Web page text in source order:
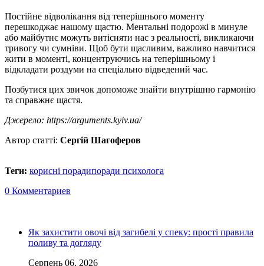
Постійне відволікання від теперішнього моменту
перешкоджає нашому щастю. Ментальні подорожі в минуле
або майбутнє можуть витісняти нас з реальності, викликаючи
тривогу чи сумніви. Щоб бути щасливим, важливо навчитися
жити в моменті, концентруючись на теперішньому і
відкладати роздуми на спеціально відведений час.
Позбутися цих звичок допоможе знайти внутрішню гармонію
та справжнє щастя.
Джерело: https://arguments.kyiv.ua/
Автор статті: Сергій Шагоферов
Теги: корисні порадипоради психолога
0 Комментариев
Як захистити овочі від загибелі у спеку: прості правила
поливу та догляду
Серпень 06, 2026